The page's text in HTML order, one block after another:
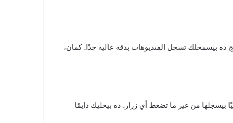
ده بيسمحلك تسجل الفىديوهات بدقة عالية جدًا. كمان،
بيسجلها من غير ما تضغط أي زرار. ده بيخليك دايمًا